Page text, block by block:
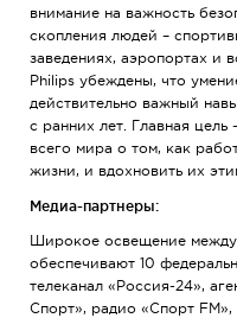
внимание на важность
скопления людей –
заведениях, аэропортах и
Philips убеждены, что
действительно важный
с ранних лет. Главная
всего мира о том, как
жизни, и вдохновить их
Медиа-партнеры:
Широкое освещение
обеспечивают 10
телеканал «Россия-24»,
Спорт», радио «Спорт